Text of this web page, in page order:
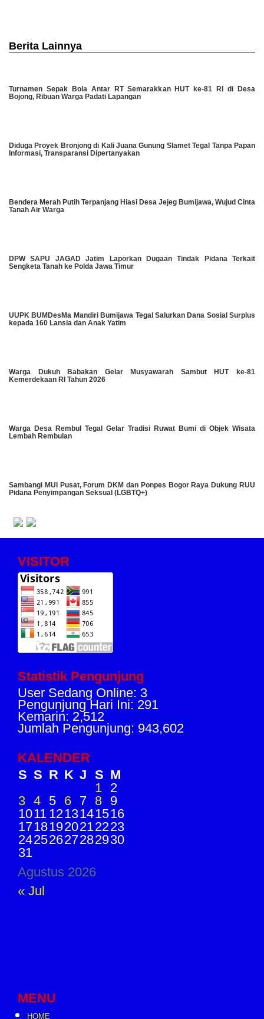
Berita Lainnya
Turnamen Sepak Bola Antar RT Semarakkan HUT ke-81 RI di Desa
Bojong, Ribuan Warga Padati Lapangan
Diduga Proyek Bronjong di Kali Juana Gunung Slamet Tegal Tanpa Papan
Informasi, Transparansi Dipertanyakan
Bendera Merah Putih Terpanjang Hiasi Desa Jejeg Bumijawa, Wujud Cinta
Tanah Air Warga
DPW SAPU JAGAD Jatim Laporkan Dugaan Tindak Pidana Terkait
Sengketa Tanah ke Polda Jawa Timur
UUPK BUMDesMa Mandiri Bumijawa Tegal Salurkan Dana Sosial Surplus
kepada 160 Lansia dan Anak Yatim
Warga Dukuh Babakan Gelar Musyawarah Sambut HUT ke-81
Kemerdekaan RI Tahun 2026
Warga Desa Rembul Tegal Gelar Tradisi Ruwat Bumi di Objek Wisata
Lembah Rembulan
Sambangi MUI Pusat, Forum DKM dan Ponpes Bogor Raya Dukung RUU
Pidana Penyimpangan Seksual (LGBTQ+)
VISITOR
Statistik Pengunjung
User Sedang Online: 3
Pengunjung Hari Ini: 291
Kemarin: 2,512
Jumlah Pengunjung: 943,602
KALENDER
Agustus 2026
S S R K J S M
1 2
3 4 5 6 7 8 9
1011 1213141516
17181920212223
24252627282930
31
« Jul
MENU
HOME